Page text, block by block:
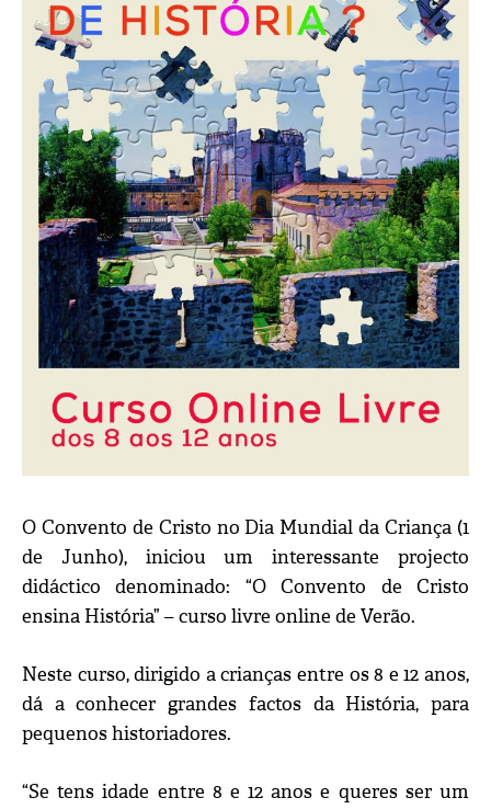
O Convento de Cristo no Dia Mundial da Criança (1
de Junho), iniciou um interessante projecto
didáctico denominado: “O Convento de Cristo
ensina História” – curso livre online de Verão.
Neste curso, dirigido a crianças entre os 8 e 12 anos,
dá a conhecer grandes factos da História, para
pequenos historiadores.
“Se tens idade entre 8 e 12 anos e queres ser um